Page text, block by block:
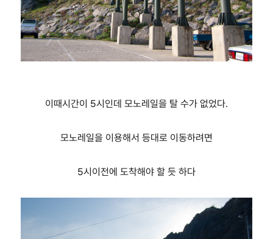
이때시간이 5시인데 모노레일을 탈 수가 없었다.
모노레일을 이용해서 등대로 이동하려면
5시이전에 도착해야 할 듯 하다